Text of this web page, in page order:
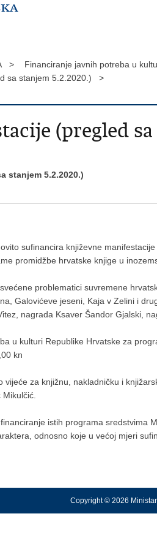
> Financiranje javnih potreba u
sa stanjem 5.2.2020.) >
(pregled sa
stanjem 5.2.2020.)
sufinancira književne
promidžbe hrvatske knjige u
problematici suvremene
Galovićeve jeseni, Kaja v Zelini i
nagrada Ksaver Šandor Gjalski,
u kulturi Republike Hrvatske za
kn
za knjižnu, nakladničku i
istih programa
odnosno koje u većoj mjeri
Copyright © 2026